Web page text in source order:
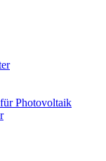
Photovoltaik